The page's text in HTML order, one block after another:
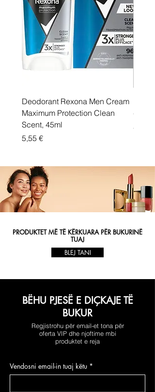
Deodorant Rexona Men Cream
Maximum Protection Clean
Scent, 45ml
Price
5,55 €
Price
5,55 €
PRODUKTET MË TË KËRKUARA PËR BUKURINË
TUAJ
BLEJ TANI
BËHU PJESË E DIÇKAJE TË
BUKUR
Regjistrohu për email-et tona për
oferta VIP dhe njoftime mbi
produktet e reja
Vendosni email-in tuaj këtu *